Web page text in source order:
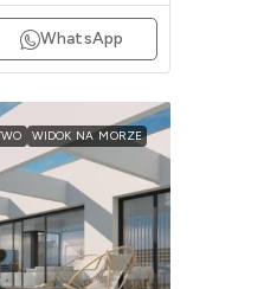
WhatsApp
WIDOK NA MORZE